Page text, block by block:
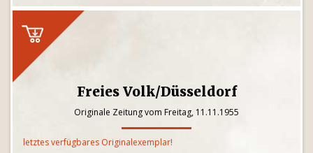
Freies Volk/Düsseldorf
Originale Zeitung vom Freitag, 11.11.1955
letztes verfügbares Originalexemplar!